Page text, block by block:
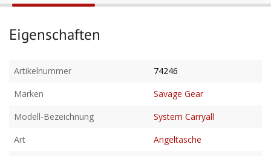
Eigenschaften
Artikelnummer
74246
Marken
Savage Gear
Modell-Bezeichnung
System Carryall
Art
Angeltasche